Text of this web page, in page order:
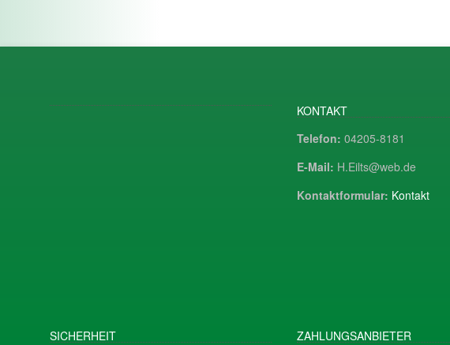
KONTAKT
Telefon: 04205-8181
E-Mail: H.Eilts@web.de
Kontaktformular: Kontakt
SICHERHEIT ZAHLUNGSANBIETER